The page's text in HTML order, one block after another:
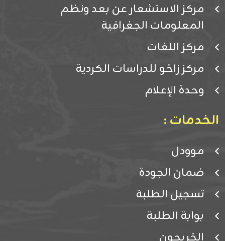
مركز الاستشعار عن بعد ونظم
المعلومات الجغرافية
مركز اللغات
مركز زاخو للدراسات الكردية
وحدة الإعلام
الخدمات :
موودل
ضمان الجودة
تسجيل الطلبة
بوابة الطلبة